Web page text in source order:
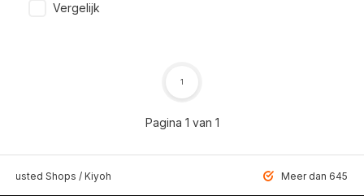
Vergelijk
Pagina 1 van 1
1
Shops / Kiyoh Meer dan 6459